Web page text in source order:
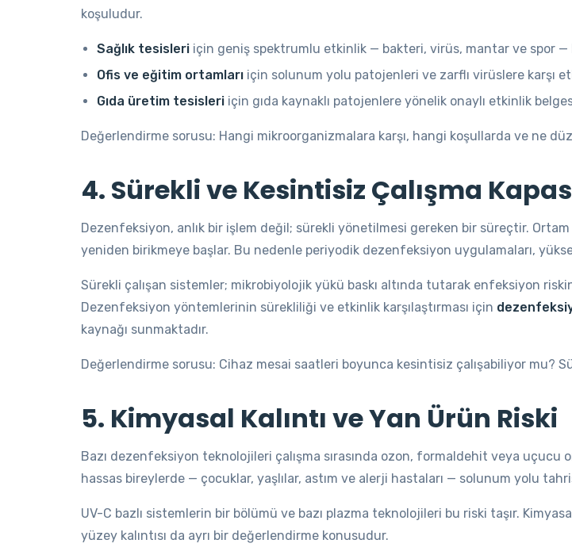
koşuludur.
Sağlık tesisleri için geniş spektrumlu etkinlik — bakteri, virüs, mantar ve spor —
Ofis ve eğitim ortamları için solunum yolu patojenleri ve zarflı virüslere karşı
Gıda üretim tesisleri için gıda kaynaklı patojenlere yönelik onaylı etkinlik
Değerlendirme sorusu: Hangi mikroorganizmalara karşı, hangi koşullarda ve ne
4. Sürekli ve Kesintisiz Çalışma
Dezenfeksiyon, anlık bir işlem değil; sürekli yönetilmesi gereken bir süreçtir.
yeniden birikmeye başlar. Bu nedenle periyodik dezenfeksiyon uygulamaları,
Sürekli çalışan sistemler; mikrobiyolojik yükü baskı altında tutarak enfeksiyon
Dezenfeksiyon yöntemlerinin sürekliliği ve etkinlik karşılaştırması için
kaynağı sunmaktadır.
Değerlendirme sorusu: Cihaz mesai saatleri boyunca kesintisiz çalışabiliyor mu?
5. Kimyasal Kalıntı ve Yan Ürün Riski
Bazı dezenfeksiyon teknolojileri çalışma sırasında ozon, formaldehit veya uçucu
hassas bireylerde — çocuklar, yaşlılar, astım ve alerji hastaları — solunum yolu
UV-C bazlı sistemlerin bir bölümü ve bazı plazma teknolojileri bu riski taşır.
yüzey kalıntısı da ayrı bir değerlendirme konusudur.